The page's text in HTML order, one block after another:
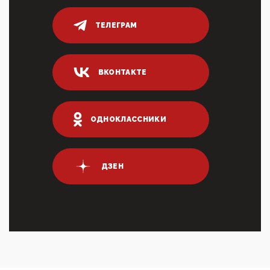
80% сирийцев в ФРГ должны вернуться на родину.
Он это ...
04:47, 10 Апреля 2026
ИНН для переводов по СБП это первый шаг из
логических двухЗаполнение ИНН при любых
переводах по ...
03:35, 10 Апреля 2026
Суммарное вознаграждение менеджменту в 15
крупных банках по итогам 2025 года превысило 63
млрд руб. ...
Террорист и убийца Буданов вальяжно сообщил,
что союзники просили Киев не наносить удары по
энергети...
ТЕЛЕГРАМ
ВКОНТАКТЕ
ОДНОКЛАССНИКИ
ДЗЕН